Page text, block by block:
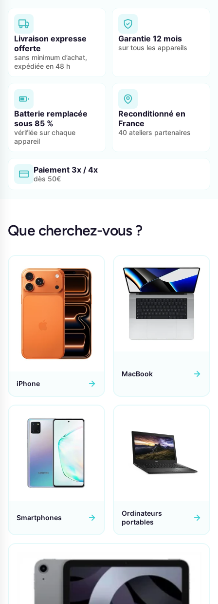
Livraison expresse
offerte
sans minimum d’achat,
expédiée en 48 h
Garantie 12 mois
sur tous les appareils
Batterie remplacée
sous 85 %
vérifiée sur chaque
appareil
Reconditionné en
France
40 ateliers partenaires
Paiement 3x / 4x
dès 50€
Que cherchez-vous ?
iPhone
MacBook
Smartphones
Ordinateurs
portables